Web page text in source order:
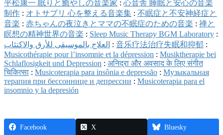
平松康一 眠りと癒やしの音楽家 : 心音舎 睡眠と安心の音楽
制作 : オトサプリ 心を整える音楽集 : 不眠症と不安神経症と
音楽 : 赤ちゃんの夜泣きとママの不眠症のための音楽 : 禅と
瞑想の精神世界の音楽 : Sleep Music Therapy BGM Laboratory :
العلاج بالموسيقى للأرق والاكتئاب : 音乐疗法治疗失眠和抑郁 :
Musicothérapie pour l’insomnie et la dépression : Musiktherapie bei
Schlaflosigkeit und Depression : अनिद्रा और अवसाद के लिए संगीत
चिकित्सा : Musicoterapia para insônia e depressão : Музыкальная
терапия при бессоннице и депрессии : Musicoterapia para el
insomnio y la depresión
Facebook X
Bluesky